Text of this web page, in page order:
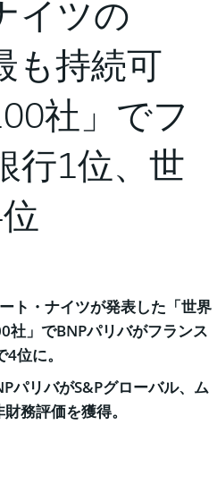
イツの
も持続可
社」でフ
行1位、世
ト・ナイツが発表した「世界
社」でBNPパリバがフランス
位に。
パリバがS&Pグローバル、ム
務評価を獲得。